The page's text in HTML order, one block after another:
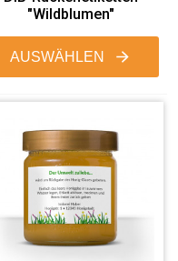
"Wildblumen"
AUSWÄHLEN